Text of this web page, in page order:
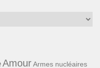
AmourArmes nucléaires